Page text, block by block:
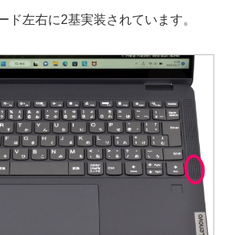
ド左右に2基実装されています。